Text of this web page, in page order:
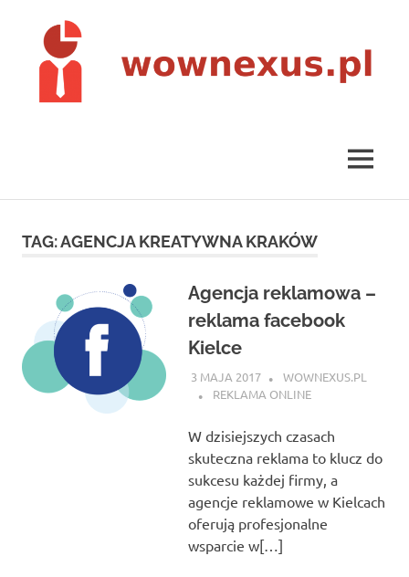
content
MENU
TAG:AGENCJA KREATYWNA KRAKÓW
Agencja reklamowa –
reklama facebook
Kielce
3 MAJA 2017
WOWNEXUS.PL
REKLAMA ONLINE
W dzisiejszych czasach
skuteczna reklama to klucz do
sukcesu każdej firmy, a
agencje reklamowe w Kielcach
oferują profesjonalne
wsparcie w[…]